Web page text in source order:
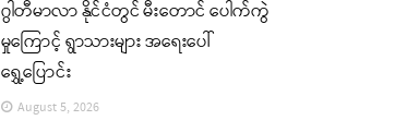
ဂွါတီမာလာ နိုင်ငံတွင် မီးတောင် ပေါက်ကွဲ
မှုကြောင့် ရွာသားများ အရေးပေါ်
ရွှေ့ပြောင်း
August 5, 2026